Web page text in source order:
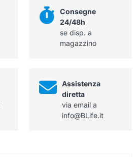
Consegne
24/48h
se disp. a
magazzino
Assistenza
diretta
via email a
info@BLife.it